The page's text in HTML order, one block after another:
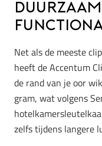
Net als de meeste
heeft de Accentum
de rand van je oor
gram, wat volgens
zelfs tijdens langere